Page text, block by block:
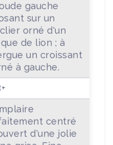
gauche
sur un
orné d'un
de lion ; à
un croissant
à gauche.
centré
d'une jolie